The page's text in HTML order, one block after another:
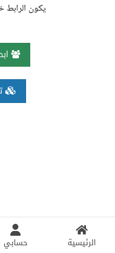
الرئيسية حسابي
يكون